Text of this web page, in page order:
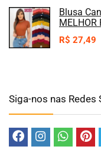
Blusa
MELHOR
R$ 27,49
Siga-nos nas Redes